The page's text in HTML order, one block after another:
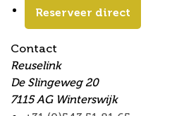
Reserveer direct
Contact
Reuselink
De Slingeweg 20
7115 AG Winterswijk